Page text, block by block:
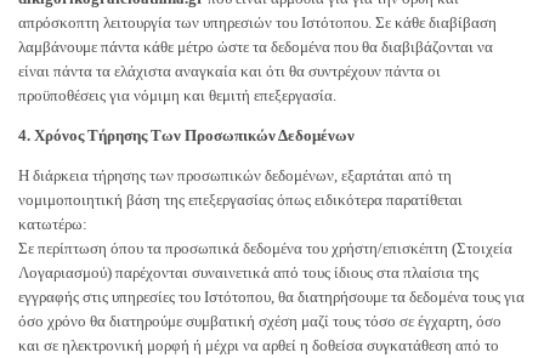
απρόσκοπτη λειτουργία των υπηρεσιών του Ιστότοπου. Σε κάθε διαβίβαση
λαμβάνουμε πάντα κάθε μέτρο ώστε τα δεδομένα που θα διαβιβάζονται να
είναι πάντα τα ελάχιστα αναγκαία και ότι θα συντρέχουν πάντα οι
προϋποθέσεις για νόμιμη και θεμιτή επεξεργασία.
4. Χρόνος Τήρησης Των Προσωπικών Δεδομένων
Η διάρκεια τήρησης των προσωπικών δεδομένων, εξαρτάται από τη
νομιμοποιητική βάση της επεξεργασίας όπως ειδικότερα παρατίθεται
κατωτέρω:
Σε περίπτωση όπου τα προσωπικά δεδομένα του χρήστη/επισκέπτη (Στοιχεία
Λογαριασμού) παρέχονται συναινετικά από τους ίδιους στα πλαίσια της
εγγραφής στις υπηρεσίες του Ιστότοπου, θα διατηρήσουμε τα δεδομένα τους για
όσο χρόνο θα διατηρούμε συμβατική σχέση μαζί τους τόσο σε έγχαρτη, όσο
και σε ηλεκτρονική μορφή ή μέχρι να αρθεί η δοθείσα συγκατάθεση από το